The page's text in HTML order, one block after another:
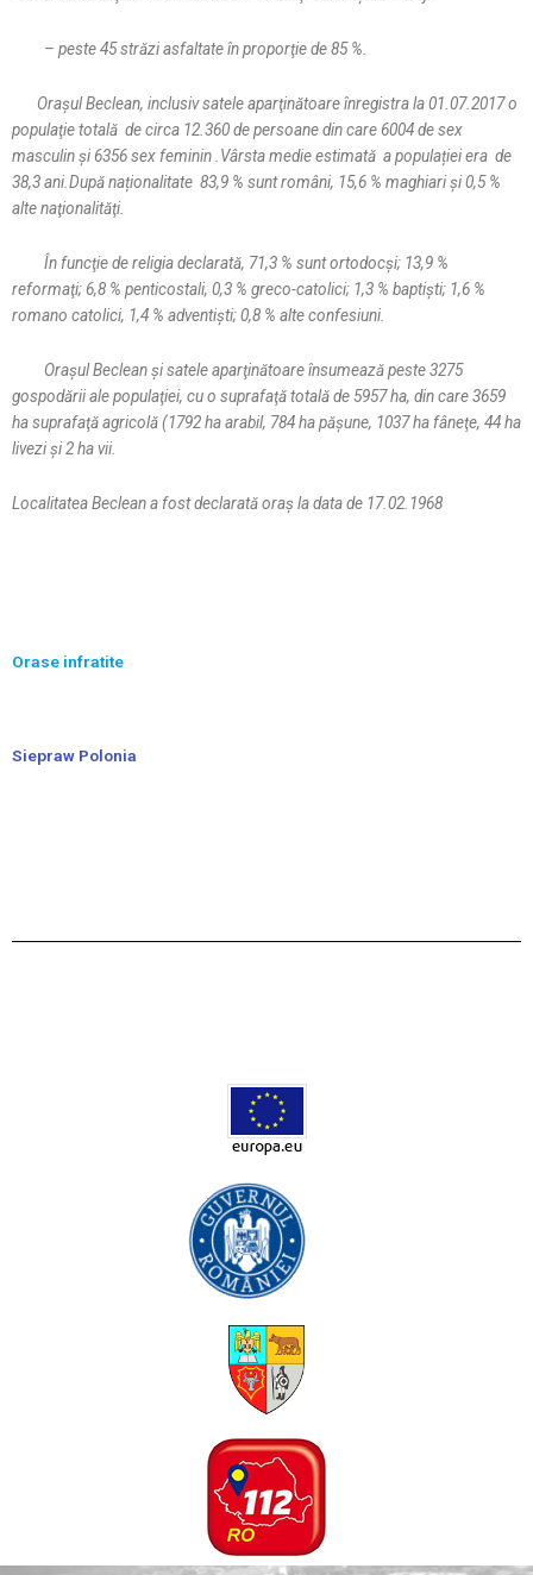
– peste 45 străzi asfaltate în proporţie de 85 %.
Oraşul Beclean, inclusiv satele aparţinătoare înregistra la 01.07.2017 o
populaţie totală de circa 12.360 de persoane din care 6004 de sex
masculin și 6356 sex feminin .Vârsta medie estimată a populației era de
38,3 ani.După naționalitate 83,9 % sunt români, 15,6 % maghiari şi 0,5 %
alte naţionalităţi.
În funcţie de religia declarată, 71,3 % sunt ortodocşi; 13,9 %
reformaţi; 6,8 % penticostali, 0,3 % greco-catolici; 1,3 % baptişti; 1,6 %
romano catolici, 1,4 % adventişti; 0,8 % alte confesiuni.
Oraşul Beclean şi satele aparţinătoare însumează peste 3275
gospodării ale populaţiei, cu o suprafaţă totală de 5957 ha, din care 3659
ha suprafaţă agricolă (1792 ha arabil, 784 ha păşune, 1037 ha fâneţe, 44 ha
livezi şi 2 ha vii.
Localitatea Beclean a fost declarată oraş la data de 17.02.1968
Orase infratite
Siepraw Polonia